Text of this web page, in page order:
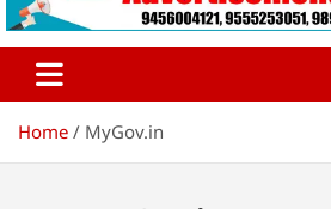
Home MyGov.in